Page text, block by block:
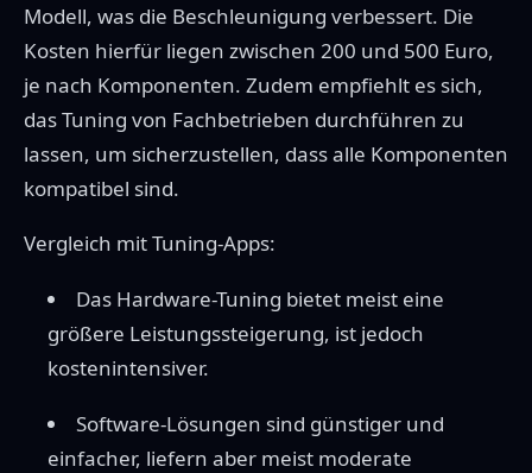
Modell, was die Beschleunigung verbessert. Die
Kosten hierfür liegen zwischen 200 und 500 Euro,
je nach Komponenten. Zudem empfiehlt es sich,
das Tuning von Fachbetrieben durchführen zu
lassen, um sicherzustellen, dass alle Komponenten
kompatibel sind.
Vergleich mit Tuning-Apps:
Das Hardware-Tuning bietet meist eine
größere Leistungssteigerung, ist jedoch
kostenintensiver.
Software-Lösungen sind günstiger und
einfacher, liefern aber meist moderate